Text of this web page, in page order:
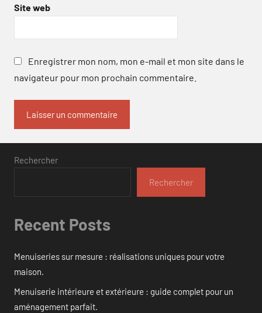
Site web
Enregistrer mon nom, mon e-mail et mon site dans le
navigateur pour mon prochain commentaire.
Rechercher
Rechercher
Recent Posts
Menuiseries sur mesure : réalisations uniques pour votre
maison.
Menuiserie intérieure et extérieure : guide complet pour un
aménagement parfait.